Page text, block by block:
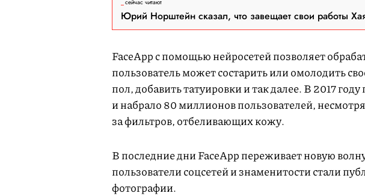
сейчас читают
Юрий Норштейн сказал, что завещает свои работы
FaceApp c помощью нейросетей позволяет
пользователь может состарить или омолодить
пол, добавить татуировки и так далее. В 2017
и набрало 80 миллионов пользователей,
за фильтров, отбеливающих кожу.
В последние дни FaceApp переживает новую
пользователи соцсетей и знаменитости стали
фотографии.